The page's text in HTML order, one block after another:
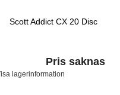
Scott Addict CX 20 Disc
Pris saknas
lagerinformation